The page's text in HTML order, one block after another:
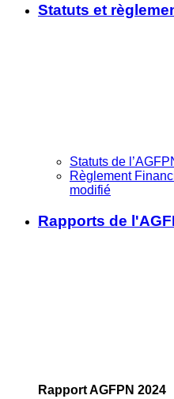
Statuts et
Statuts de
Règlement
modifié
Rapports de
Rapport AGFPN 2024